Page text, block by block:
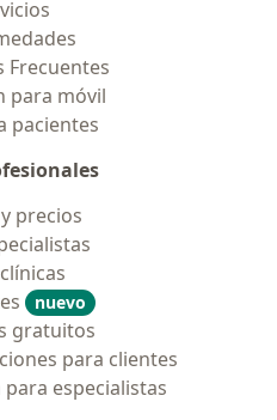
Frecuentes
para móvil
pacientes
precios
nuevo
gratuitos
para clientes
especialistas